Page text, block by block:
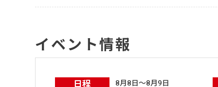
イベント情報
日程 8月8日～8月9日